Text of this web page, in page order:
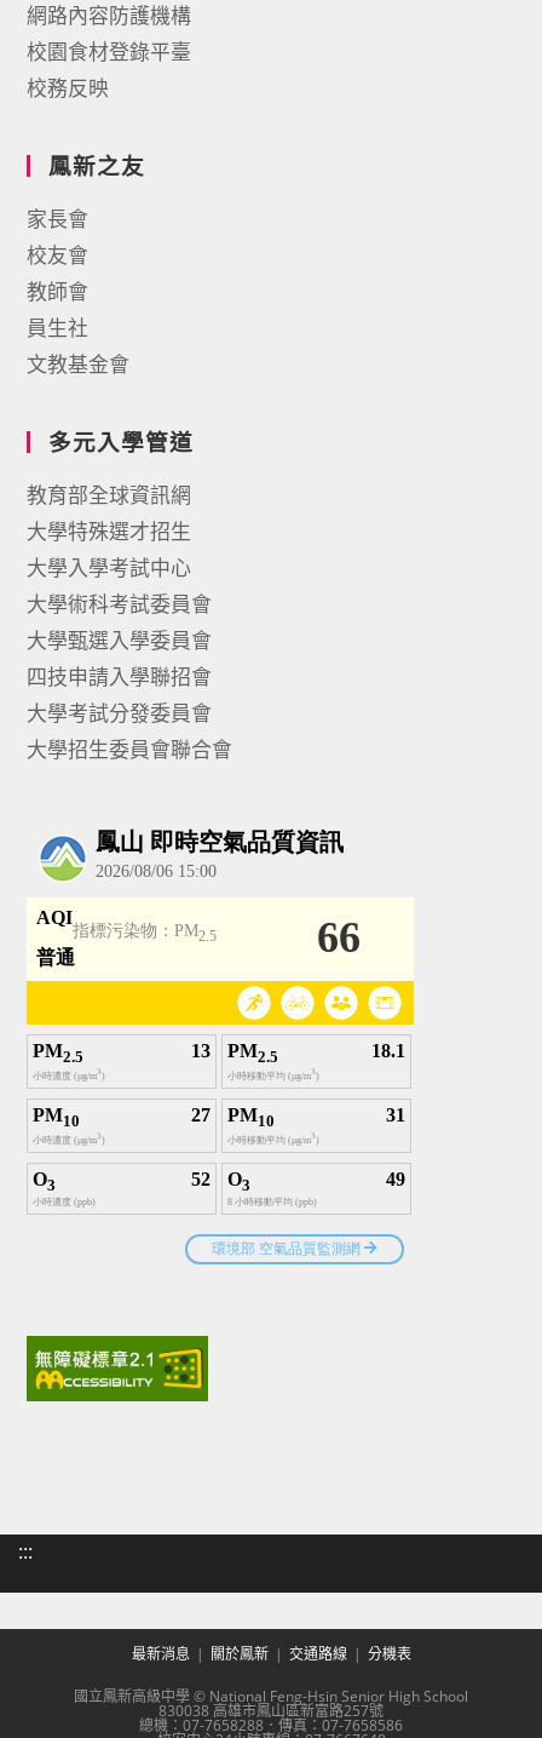
網路內容防護機構
校園食材登錄平臺
校務反映
鳳新之友
家長會
校友會
教師會
員生社
文教基金會
多元入學管道
教育部全球資訊網
大學特殊選才招生
大學入學考試中心
大學術科考試委員會
大學甄選入學委員會
四技申請入學聯招會
大學考試分發委員會
大學招生委員會聯合會
:::
最新消息 關於鳳新 交通路線 分機表
國立鳳新高級中學 © National Feng-Hsin Senior High School
830038 高雄市鳳山區新富路257號
總機：07-7658288．傳真：07-7658586